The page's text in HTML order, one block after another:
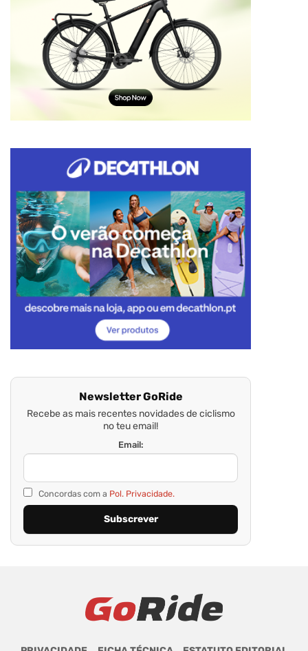
Newsletter GoRide
Recebe as mais recentes novidades de ciclismo
no teu email!
Email:
Concordas com a Pol. Privacidade.